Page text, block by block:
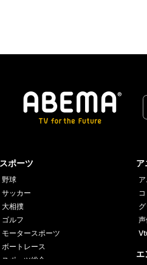
スポーツ
野球
サッカー
大相撲
ゴルフ
モータースポーツ
ボートレース
スポーツ総合
ア
エ